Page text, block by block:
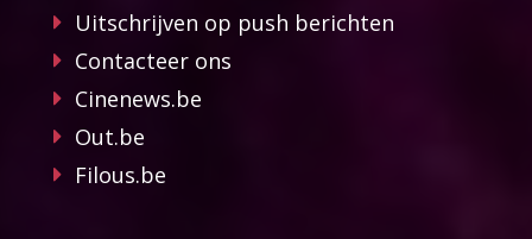
Uitschrijven op push berichten
Contacteer ons
Cinenews.be
Out.be
Filous.be